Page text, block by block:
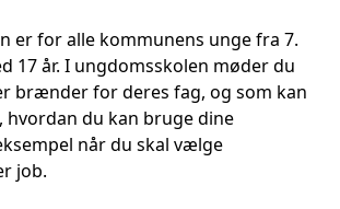
er for alle kommunens unge fra 7.
17 år. I ungdomsskolen møder du
brænder for deres fag, og som kan
hvordan du kan bruge dine
når du skal vælge
job.